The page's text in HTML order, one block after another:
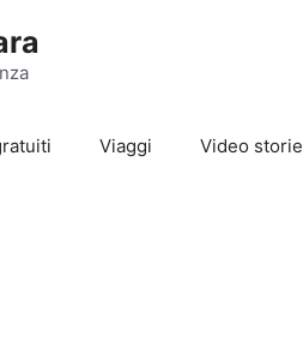
Viaggi Video storie